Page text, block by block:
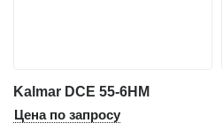
Kalmar DCE 55-6HM
Цена по запросу